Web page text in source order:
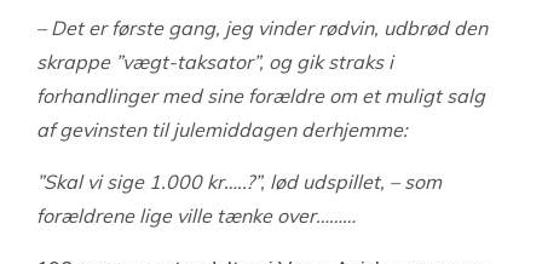
– Det er første gang, jeg vinder rødvin, udbrød den
skrappe ”vægt-taksator”, og gik straks i
forhandlinger med sine forældre om et muligt salg
af gevinsten til julemiddagen derhjemme:
”Skal vi sige 1.000 kr…..?”, lød udspillet, – som
forældrene lige ville tænke over………